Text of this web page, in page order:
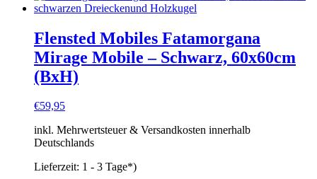
Flensted Mobiles Fatamorgana
Mirage Mobile – Schwarz, 60x60cm
(BxH)
€59,95
inkl. Mehrwertsteuer & Versandkosten innerhalb
Deutschlands
Lieferzeit: 1 - 3 Tage*)